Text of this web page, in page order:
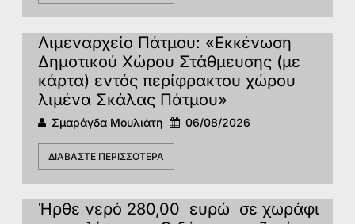
Λιμεναρχείο Πάτμου: «Εκκένωση
Δημοτικού Χώρου Στάθμευσης (με
κάρτα) εντός περίφρακτου χώρου
λιμένα Σκάλας Πάτμου»
Σμαράγδα Μουλιάτη 06/08/2026
ΔΙΑΒΆΣΤΕ ΠΕΡΙΣΣΌΤΕΡΑ
Ήρθε νερό 280,00 ευρώ σε χωράφι